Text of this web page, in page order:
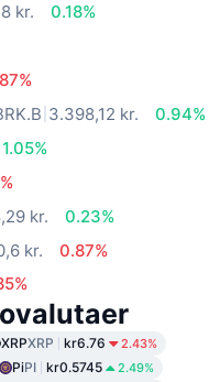
kr.
0.18%
3.398,12 kr.
0.94%
1.05%
kr.
0.23%
kr.
0.87%
XRPXRP kr6.76 2.43%
PiPI kr0.5745 2.49%